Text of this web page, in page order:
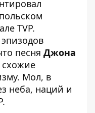
TVP.
песня Джона
схожие
. Мол, в
неба, наций и